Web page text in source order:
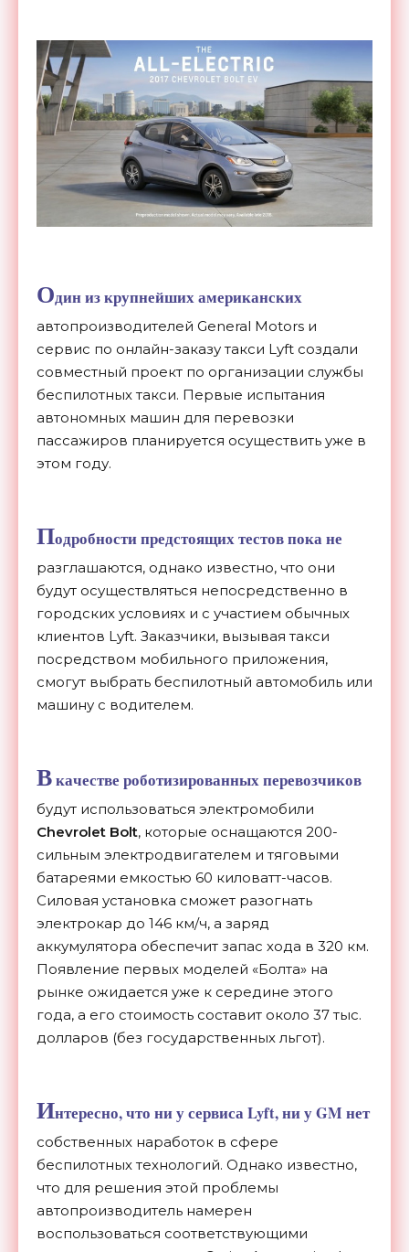
Один из крупнейших американских
автопроизводителей General Motors и
сервис по онлайн-заказу такси Lyft создали
совместный проект по организации службы
беспилотных такси. Первые испытания
автономных машин для перевозки
пассажиров планируется осуществить уже в
этом году.
Подробности предстоящих тестов пока не
разглашаются, однако известно, что они
будут осуществляться непосредственно в
городских условиях и с участием обычных
клиентов Lyft. Заказчики, вызывая такси
посредством мобильного приложения,
смогут выбрать беспилотный автомобиль или
машину с водителем.
Вкачестве роботизированных перевозчиков
будут использоваться электромобили
Chevrolet Bolt, которые оснащаются 200-
сильным электродвигателем и тяговыми
батареями емкостью 60 киловатт-часов.
Силовая установка сможет разогнать
электрокар до 146 км/ч, а заряд
аккумулятора обеспечит запас хода в 320 км.
Появление первых моделей «Болта» на
рынке ожидается уже к середине этого
года, а его стоимость составит около 37 тыс.
долларов (без государственных льгот).
Интересно, что ни у сервиса Lyft, ни у GM нет
собственных наработок в сфере
беспилотных технологий. Однако известно,
что для решения этой проблемы
автопроизводитель намерен
воспользоваться соответствующими